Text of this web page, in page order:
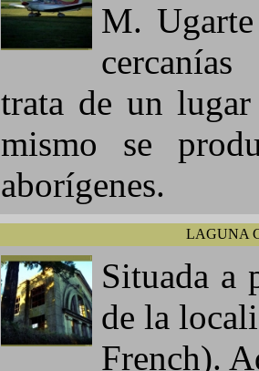
M.
trata de un
mismo se
aborígenes.
LAGUNA
Situada a
de la
French).